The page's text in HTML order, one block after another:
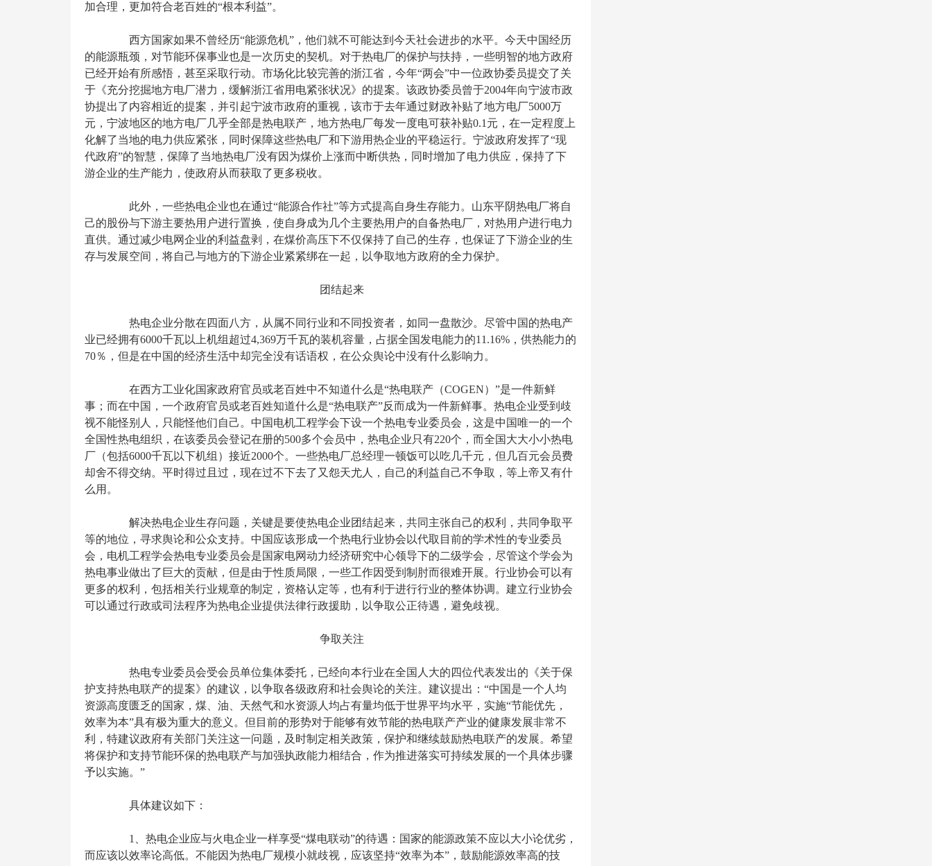
加合理，更加符合老百姓的“根本利益”。
西方国家如果不曾经历“能源危机”，他们就不可能达到今天社会进步的水平。今天中国经历
的能源瓶颈，对节能环保事业也是一次历史的契机。对于热电厂的保护与扶持，一些明智的地方政府
已经开始有所感悟，甚至采取行动。市场化比较完善的浙江省，今年“两会”中一位政协委员提交了关
于《充分挖掘地方电厂潜力，缓解浙江省用电紧张状况》的提案。该政协委员曾于2004年向宁波市政
协提出了内容相近的提案，并引起宁波市政府的重视，该市于去年通过财政补贴了地方电厂5000万
元，宁波地区的地方电厂几乎全部是热电联产，地方热电厂每发一度电可获补贴0.1元，在一定程度上
化解了当地的电力供应紧张，同时保障这些热电厂和下游用热企业的平稳运行。宁波政府发挥了“现
代政府”的智慧，保障了当地热电厂没有因为煤价上涨而中断供热，同时增加了电力供应，保持了下
游企业的生产能力，使政府从而获取了更多税收。
此外，一些热电企业也在通过“能源合作社”等方式提高自身生存能力。山东平阴热电厂将自
己的股份与下游主要热用户进行置换，使自身成为几个主要热用户的自备热电厂，对热用户进行电力
直供。通过减少电网企业的利益盘剥，在煤价高压下不仅保持了自己的生存，也保证了下游企业的生
存与发展空间，将自己与地方的下游企业紧紧绑在一起，以争取地方政府的全力保护。
团结起来
热电企业分散在四面八方，从属不同行业和不同投资者，如同一盘散沙。尽管中国的热电产
业已经拥有6000千瓦以上机组超过4,369万千瓦的装机容量，占据全国发电能力的11.16%，供热能力的
70％，但是在中国的经济生活中却完全没有话语权，在公众舆论中没有什么影响力。
在西方工业化国家政府官员或老百姓中不知道什么是“热电联产（COGEN）”是一件新鲜
事；而在中国，一个政府官员或老百姓知道什么是“热电联产”反而成为一件新鲜事。热电企业受到歧
视不能怪别人，只能怪他们自己。中国电机工程学会下设一个热电专业委员会，这是中国唯一的一个
全国性热电组织，在该委员会登记在册的500多个会员中，热电企业只有220个，而全国大大小小热电
厂（包括6000千瓦以下机组）接近2000个。一些热电厂总经理一顿饭可以吃几千元，但几百元会员费
却舍不得交纳。平时得过且过，现在过不下去了又怨天尤人，自己的利益自己不争取，等上帝又有什
么用。
解决热电企业生存问题，关键是要使热电企业团结起来，共同主张自己的权利，共同争取平
等的地位，寻求舆论和公众支持。中国应该形成一个热电行业协会以代取目前的学术性的专业委员
会，电机工程学会热电专业委员会是国家电网动力经济研究中心领导下的二级学会，尽管这个学会为
热电事业做出了巨大的贡献，但是由于性质局限，一些工作因受到制肘而很难开展。行业协会可以有
更多的权利，包括相关行业规章的制定，资格认定等，也有利于进行行业的整体协调。建立行业协会
可以通过行政或司法程序为热电企业提供法律行政援助，以争取公正待遇，避免歧视。
争取关注
热电专业委员会受会员单位集体委托，已经向本行业在全国人大的四位代表发出的《关于保
护支持热电联产的提案》的建议，以争取各级政府和社会舆论的关注。建议提出：“中国是一个人均
资源高度匮乏的国家，煤、油、天然气和水资源人均占有量均低于世界平均水平，实施“节能优先，
效率为本”具有极为重大的意义。但目前的形势对于能够有效节能的热电联产产业的健康发展非常不
利，特建议政府有关部门关注这一问题，及时制定相关政策，保护和继续鼓励热电联产的发展。希望
将保护和支持节能环保的热电联产与加强执政能力相结合，作为推进落实可持续发展的一个具体步骤
予以实施。”
具体建议如下：
1、热电企业应与火电企业一样享受“煤电联动”的待遇：国家的能源政策不应以大小论优劣，
而应该以效率论高低。不能因为热电厂规模小就歧视，应该坚持“效率为本”，鼓励能源效率高的技